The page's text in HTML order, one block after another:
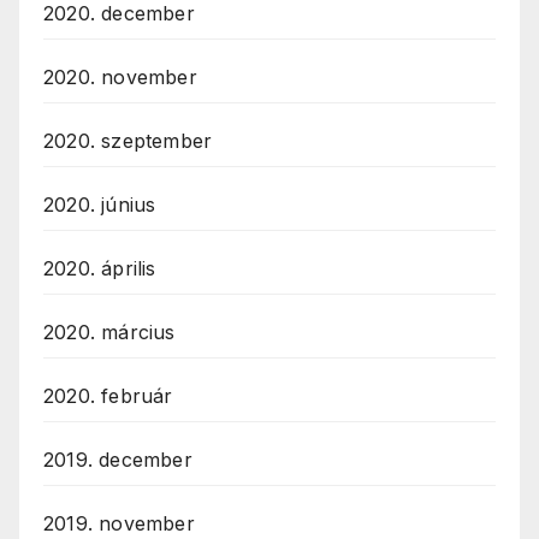
2020. december
2020. november
2020. szeptember
2020. június
2020. április
2020. március
2020. február
2019. december
2019. november